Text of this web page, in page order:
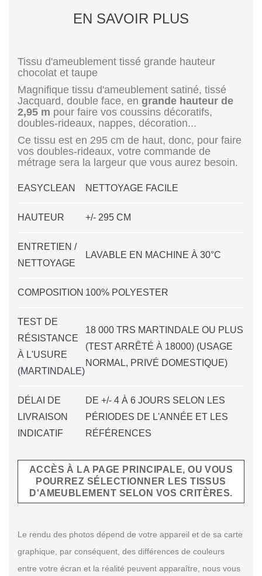
EN SAVOIR PLUS
Tissu d'ameublement tissé grande hauteur
chocolat et taupe
Magnifique tissu d'ameublement satiné, tissé
Jacquard, double face, en grande hauteur de
2,95 m pour faire vos coussins décoratifs,
doubles-rideaux, nappes, décoration...
Ce tissu est en 295 cm de haut, donc, pour faire
vos doubles-rideaux, votre commande de
métrage sera la largeur que vous aurez besoin.
EASYCLEAN NETTOYAGE FACILE
HAUTEUR +/- 295 CM
ENTRETIEN /
NETTOYAGE
LAVABLE EN MACHINE À 30°C
COMPOSITION 100% POLYESTER
TEST DE
RÉSISTANCE
À L'USURE
(MARTINDALE)
18 000 TRS MARTINDALE OU PLUS
(TEST ARRÊTÉ À 18000) (USAGE
NORMAL, PRIVÉ DOMESTIQUE)
DÉLAI DE
LIVRAISON
INDICATIF
DE +/- 4 À 6 JOURS SELON LES
PÉRIODES DE L'ANNÉE ET LES
RÉFÉRENCES
ACCÈS À LA PAGE PRINCIPALE, OU VOUS
POURREZ SÉLECTIONNER LES TISSUS
D'AMEUBLEMENT SELON VOS CRITÈRES.
Le rendu des photos dépend de votre appareil et de sa carte
graphique, par conséquent, des différences de couleurs
entre votre écran et la réalité peuvent apparaître, nous vous